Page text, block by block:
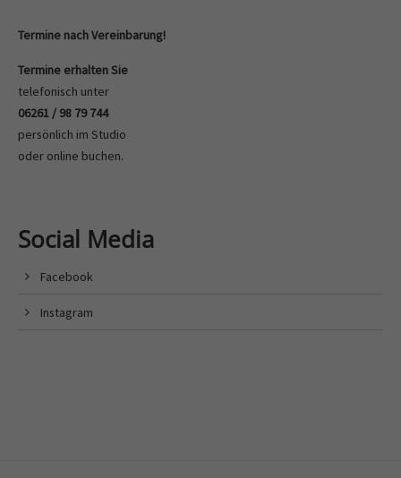
Termine nach Vereinbarung!
Termine erhalten Sie
telefonisch unter
06261 / 98 79 744
persönlich im Studio
oder online buchen.
Social Media
Facebook
Instagram